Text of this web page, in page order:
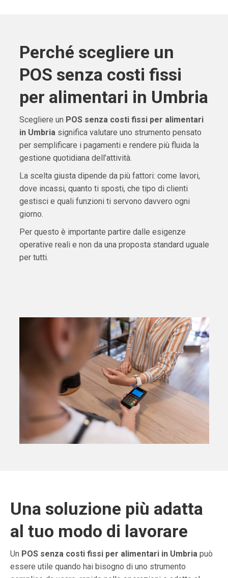
Perché scegliere un
POS senza costi fissi
per alimentari in Umbria
Scegliere un POS senza costi fissi per alimentari
in Umbriasignifica valutare uno strumento pensato
per semplificare i pagamenti e rendere più fluida la
gestione quotidiana dell’attività.
La scelta giusta dipende da più fattori: come lavori,
dove incassi, quanto ti sposti, che tipo di clienti
gestisci e quali funzioni ti servono davvero ogni
giorno.
Per questo è importante partire dalle esigenze
operative reali e non da una proposta standard uguale
per tutti.
Una soluzione più adatta
al tuo modo di lavorare
Un POS senza costi fissi per alimentari in Umbria può
essere utile quando hai bisogno di uno strumento